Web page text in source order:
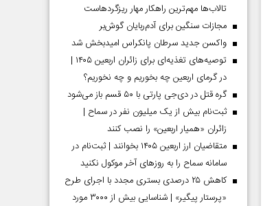
تالاب‌ها مهم‌ترین راهکار مهار ریزگردهاست
مجازات سنگین برای آدم‌ربایان گوش‌بر
واکسن جدید سرطان پانکراس امیدبخش شد
توصیه‌های تغذیه‌ای برای زائران اربعین ۱۴۰۵ |
در گرمای اربعین چه بخوریم و چه نخوریم؟
گره قتل در دی‌جی پارتی با ۵۰ قسم باز می‌شود
ثبت‌نام بیش از یک میلیون نفر در سماح |
زائران «همیار اربعین» را نصب کنند
متقاضیان ارز اربعین ۱۴۰۵ بخوانند | ثبت‌نام در
سامانه سماح را به روز‌های آخر موکول نکنید
کاهش ۲۵ درصدی بستری مجدد با اجرای طرح
«پرستار پیگیر» | شناسایی بیش از ۳۰۰۰ مورد